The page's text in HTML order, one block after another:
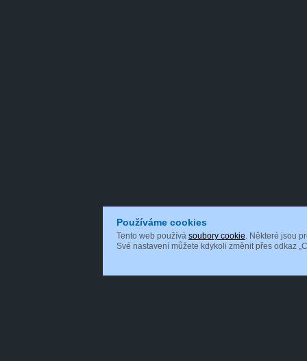
Používáme cookies
Tento web používá soubory cookie . Některé jsou
Své nastavení můžete kdykoli změnit přes odkaz